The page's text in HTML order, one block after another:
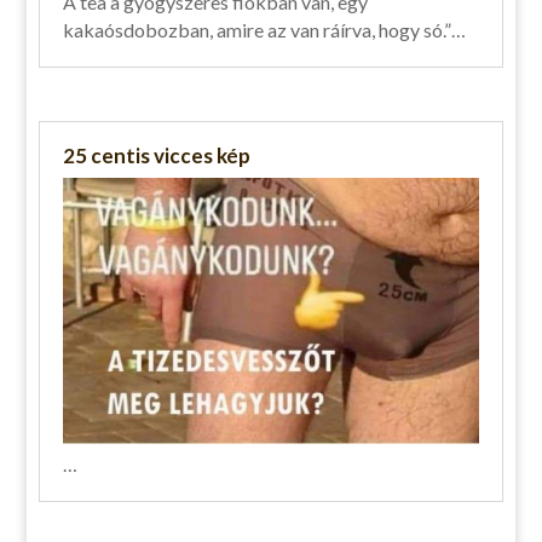
kakaósdobozban, amire az van ráírva, hogy só.”…
25 centis vicces kép
…